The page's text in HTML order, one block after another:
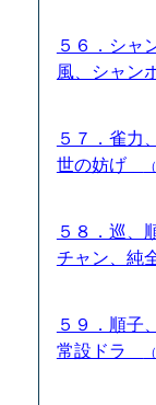
５６．シャ
風、シャン
５７．雀力
世の妨げ
５８．巡、
チャン、純
５９．順子
常設ドラ